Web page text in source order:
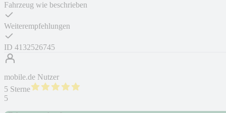
Fahrzeug wie beschrieben
Weiterempfehlungen
ID 4132526745
mobile.de Nutzer
5 Sterne
5